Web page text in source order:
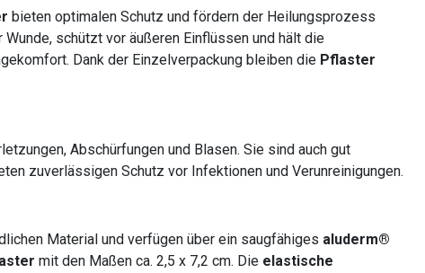
bieten optimalen Schutz und fördern der Heilungsprozess
schützt vor äußeren Einflüssen und hält die
Dank der Einzelverpackung bleiben die Pflaster
Abschürfungen und Blasen. Sie sind auch gut
zuverlässigen Schutz vor Infektionen und Verunreinigungen.
Material und verfügen über ein saugfähiges aluderm®
mit den Maßen ca. 2,5 x 7,2 cm. Die elastische